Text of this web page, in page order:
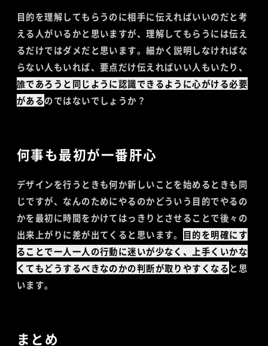
目的を理解してもらうのに相手に伝えればいいのだと考
える人がいるかと思いますが、理解してもらうには伝え
るだけではダメだと思います。細かく説明しなければな
らない人もいれば、要点だけ伝えればいい人もいたり、
誰であろうと同じように認識できるように心がける必要
があるのではないでしょうか？
何事も最初が一番肝心
デザインを行うときも何か新しいことを始めるときも同
じですが、なんのためにやるのかどういう目的でやるの
かを最初に時間をかけてはっきりとさせることで後々の
出来上がりに差が出てくると思います。 目的を明確にす
ることで一人一人の行動に迷いが少なく、上手くいかな
くてもどうするべきなのかの判断が取りやすくなると思
います。
まとめ